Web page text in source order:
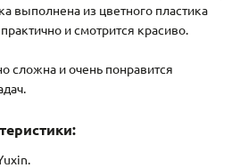
выполнена из цветного пластика
и смотрится красиво.
сложна и очень понравится